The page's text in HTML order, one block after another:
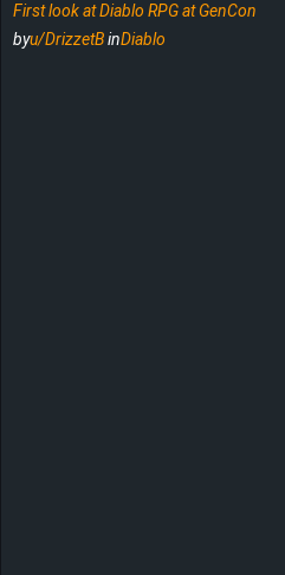
First look at Diablo RPG at GenCon
byu/DrizzetBinDiablo